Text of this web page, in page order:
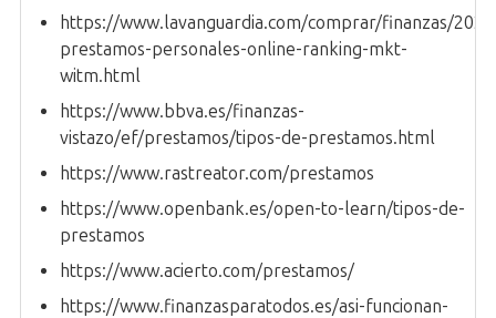
https://www.lavanguardia.com/comprar/finanzas/
prestamos-personales-online-ranking-mkt-
witm.html
https://www.bbva.es/finanzas-
vistazo/ef/prestamos/tipos-de-prestamos.html
https://www.rastreator.com/prestamos
https://www.openbank.es/open-to-learn/tipos-de-
prestamos
https://www.acierto.com/prestamos/
https://www.finanzasparatodos.es/asi-funcionan-